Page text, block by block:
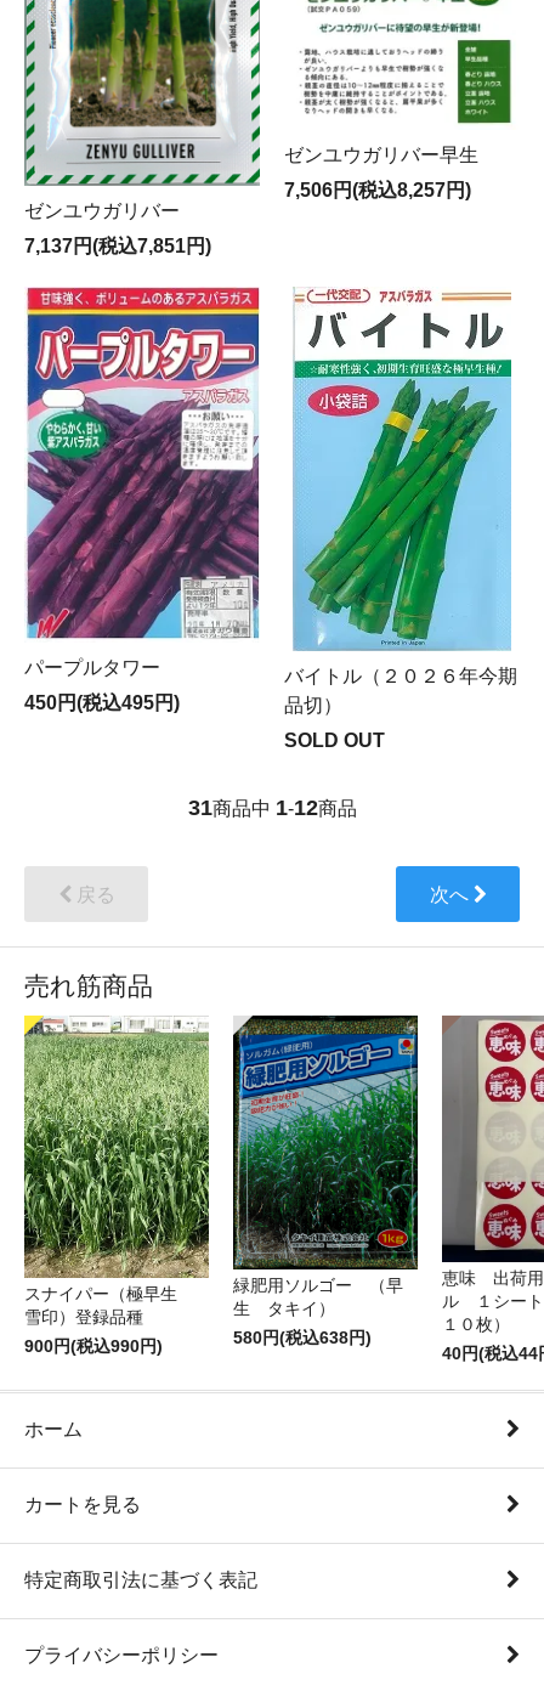
ゼンユウガリバー
7,137円(税込7,851円)
ゼンユウガリバー早生
7,506円(税込8,257円)
パープルタワー
450円(税込495円)
バイトル（２０２６年今期
品切）
SOLD OUT
31商品中 1-12商品
戻る 次へ
売れ筋商品
スナイパー（極早生
雪印）登録品種
900円(税込990円)
緑肥用ソルゴー （早
生 タキイ）
580円(税込638円)
恵味 出荷
ル １シート
１０枚）
40円(税込44
ホーム
カートを見る
特定商取引法に基づく表記
プライバシーポリシー